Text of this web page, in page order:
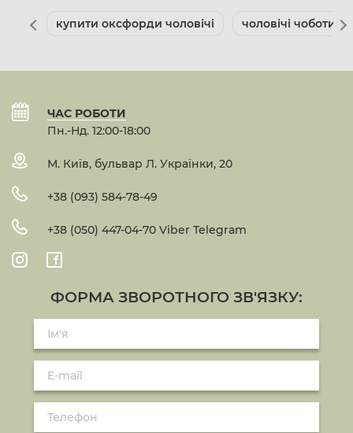
купити оксфорди чоловічі чоловічі чоботи
ЧАС РОБОТИ
Пн.-Нд. 12:00-18:00
М. Київ, бульвар Л. Українки, 20
+38 (093) 584-78-49
+38 (050) 447-04-70 Viber Telegram
ФОРМА ЗВОРОТНОГО ЗВ'ЯЗКУ: